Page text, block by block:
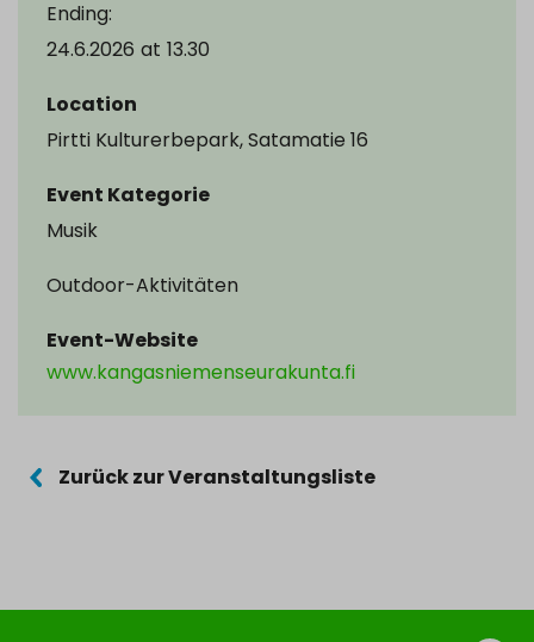
Ending:
24.6.2026 at 13.30
Location
Pirtti Kulturerbepark, Satamatie 16
Event Kategorie
Musik
Outdoor-Aktivitäten
Event-Website
www.kangasniemenseurakunta.fi
Zurück zur Veranstaltungsliste